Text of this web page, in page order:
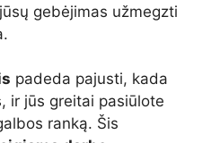
gebėjimas užmegzti
padeda pajusti, kada
ir jūs greitai pasiūlote
ranką. Šis